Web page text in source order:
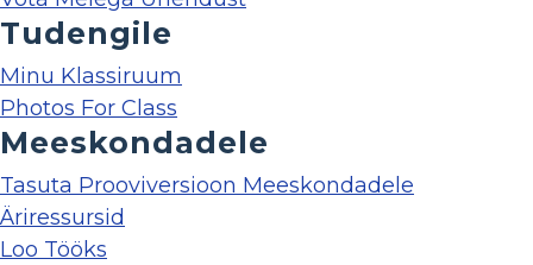
Tudengile
Minu Klassiruum
Photos For Class
Meeskondadele
Tasuta Prooviversioon Meeskondadele
Äriressursid
Loo Tööks